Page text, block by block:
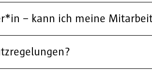
– kann ich meine